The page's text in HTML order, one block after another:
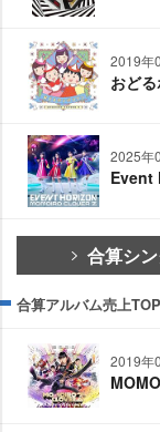
2019年
おど
2025年
Event
合算シ
合算アルバム売上
2019年